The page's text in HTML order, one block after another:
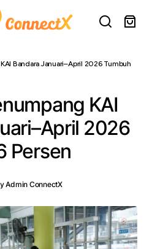
Bandara Januari–April 2026 Tumbuh
KAI
2026
Persen
Admin ConnectX